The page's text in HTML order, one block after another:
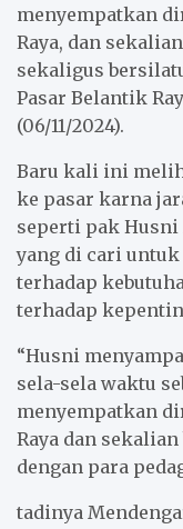
menyempatkan
Raya, dan
sekaligus
Pasar Belantik
(06/11/2024).
Baru kali ini
ke pasar karna
seperti pak
yang di cari
terhadap
terhadap
“Husni
sela-sela waktu
menyempatkan
Raya dan
dengan para
tadinya